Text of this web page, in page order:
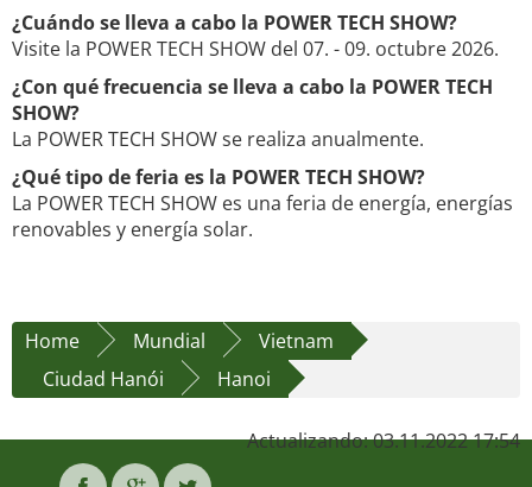
¿Cuándo se lleva a cabo la POWER TECH SHOW?
Visite la POWER TECH SHOW del 07. - 09. octubre 2026.
¿Con qué frecuencia se lleva a cabo la POWER TECH
SHOW?
La POWER TECH SHOW se realiza anualmente.
¿Qué tipo de feria es la POWER TECH SHOW?
La POWER TECH SHOW es una feria de energía, energías
renovables y energía solar.
Home Mundial
Vietnam
Ciudad Hanói
Hanoi
Actualizando: 03.11.2022 17:54